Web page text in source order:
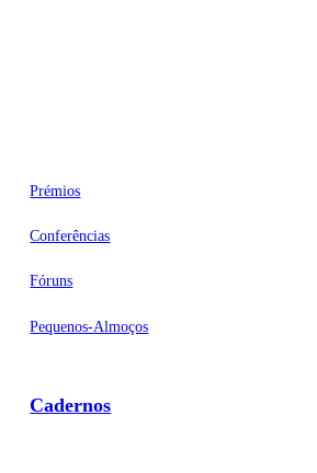
Prémios
Conferências
Fóruns
Pequenos-Almoços
Cadernos